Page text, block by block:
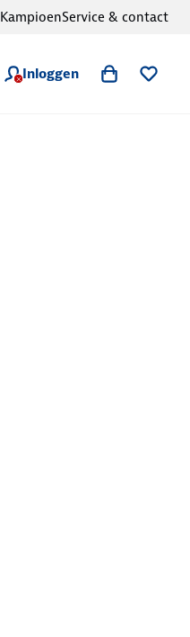
Inloggen
KampioenService & contact